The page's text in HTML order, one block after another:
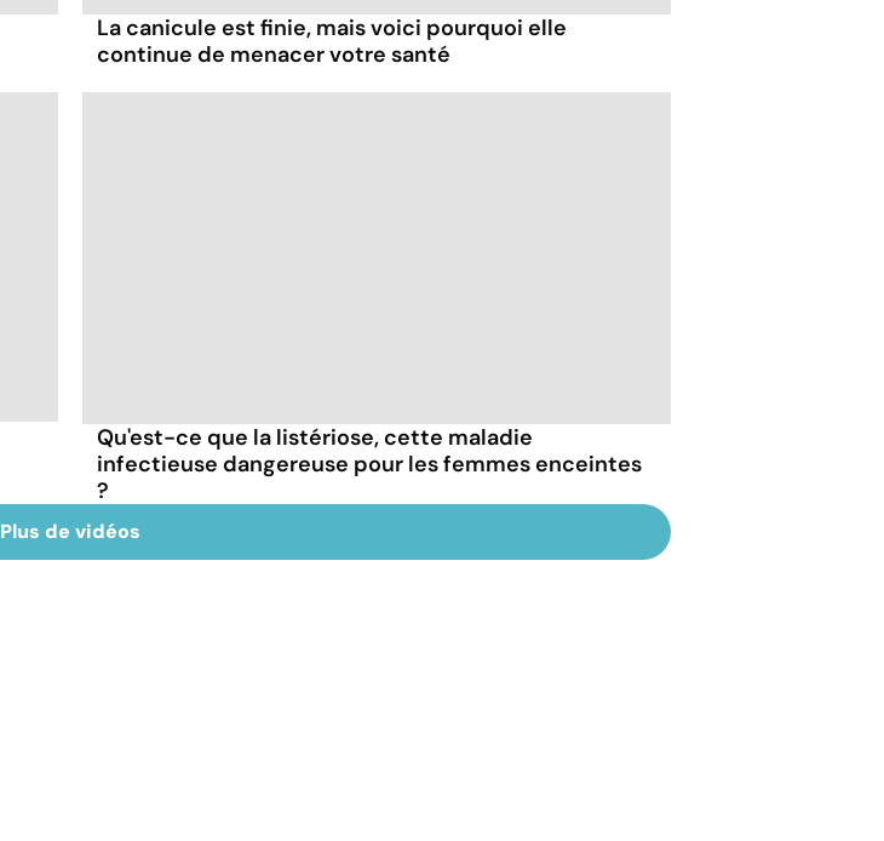
La canicule est finie, mais voici pourquoi elle
continue de menacer votre santé
Qu'est-ce que la listériose, cette maladie
infectieuse dangereuse pour les femmes enceintes
?
Plus de vidéos